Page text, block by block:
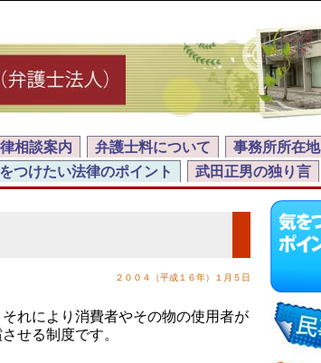
相談案内 弁護士料について 事務所所在地
つけたい法律のポイント 武田正男の独り言
２００４（平成１６年）１月５日
れにより消費者やその物の使用者が
せる制度です。